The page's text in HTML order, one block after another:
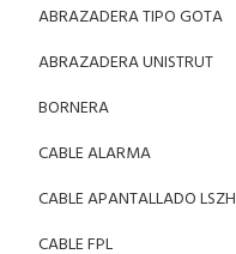
ABRAZADERA TIPO GOTA
ABRAZADERA UNISTRUT
BORNERA
CABLE ALARMA
CABLE APANTALLADO LSZH
CABLE FPL